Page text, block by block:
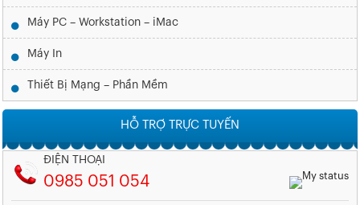
Máy PC – Workstation – iMac
Máy In
Thiết Bị Mạng – Phần Mềm
HỖ TRỢ TRỰC TUYẾN
ĐIỆN THOẠI
0985 051 054